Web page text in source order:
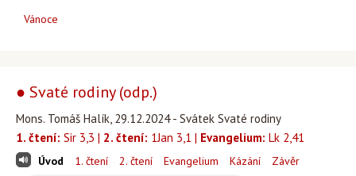
Vánoce
● Svaté rodiny (odp.)
Mons. Tomáš Halík, 29.12.2024 - Svátek Svaté rodiny
1. čtení: Sir 3,3 | 2. čtení: 1Jan 3,1 | Evangelium: Lk 2,41
Úvod 1. čtení 2. čtení Evangelium Kázání Závěr